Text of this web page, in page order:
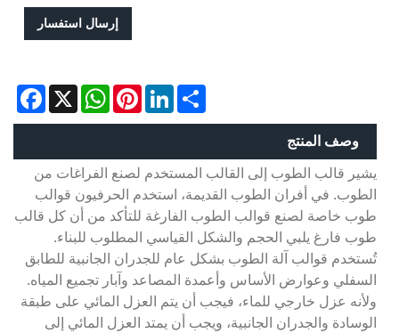
إرسال استفسار
X
WhatsAppPinterestLinkedInShare
وصف المنتج
يشير قالب الطوب إلى القالب المستخدم لصنع الفراغات من
الطوب. في أفران الطوب القديمة، استخدم الحرفيون قوالب
طوب خاصة لصنع قوالب الطوب الفارغة للتأكد من أن كل قالب
طوب فارغ يلبي الحجم والشكل القياسي المطلوب للبناء.
تُستخدم قوالب آلة الطوب بشكل عام للجدران الجانبية للطابق
السفلي وعوارض الأساس وأعمدة المصاعد وآبار تجميع المياه.
ولأنه عزل خارجي للماء، فيجب أن يتم العزل المائي على طبقة
الوسادة والجدران الجانبية، ويجب أن يمتد العزل المائي إلى